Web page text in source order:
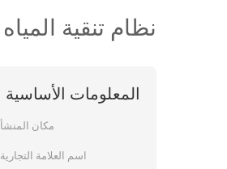
نظام تنقية المياه
المعلومات الأساسية
مكان
اسم العلامة